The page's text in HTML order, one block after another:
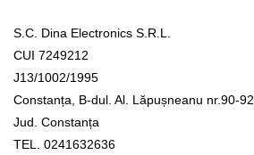
S.C. Dina Electronics S.R.L.
CUI 7249212
J13/1002/1995
Constanța, B-dul. Al. Lăpușneanu nr.90-92,
Jud. Constanța
TEL. 0241632636